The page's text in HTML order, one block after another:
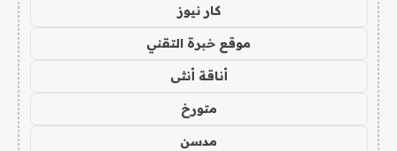
كار نيوز
موقع خبرة التقني
أناقة أنثى
متورخ
مدسن